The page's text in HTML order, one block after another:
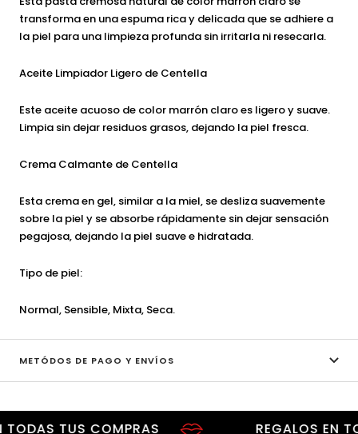
transforma en una espuma rica y delicada que se adhiere a
la piel para una limpieza profunda sin irritarla ni resecarla.
Aceite Limpiador Ligero de Centella
Este aceite acuoso de color marrón claro es ligero y suave.
Limpia sin dejar residuos grasos, dejando la piel fresca.
Crema Calmante de Centella
Esta crema en gel, similar a la miel, se desliza suavemente
sobre la piel y se absorbe rápidamente sin dejar sensación
pegajosa, dejando la piel suave e hidratada.
Tipo de piel:
Normal, Sensible, Mixta, Seca.
METÓDOS DE PAGO Y ENVÍOS
TUS COMPRAS REGALOS EN